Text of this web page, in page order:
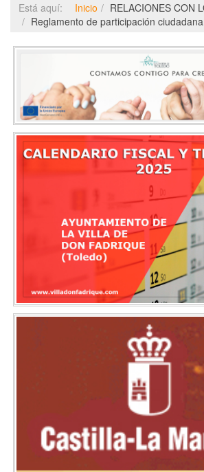
Está aquí: Inicio
RELACIONES CON
Reglamento de participación ciudadana